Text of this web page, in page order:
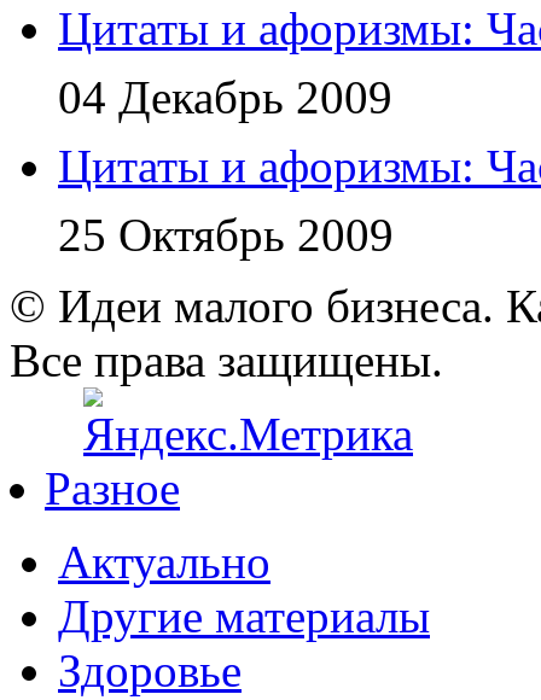
Цитаты и афоризмы:
04 Декабрь 2009
Цитаты и афоризмы:
25 Октябрь 2009
© Идеи малого бизнеса.
Все права защищены.
Разное
Актуально
Другие материалы
Здоровье